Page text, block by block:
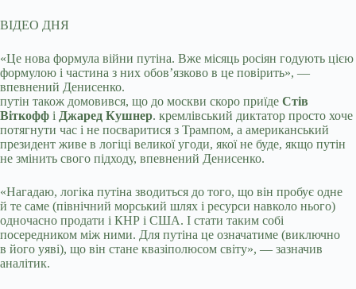
ВІДЕО ДНЯ
«Це нова формула війни путіна. Вже місяць росіян годують цією
формулою і частина з них обовʼязково в це повірить», —
впевнений Денисенко.
путін також домовився, що до москви скоро приїде Стів
Віткофф і Джаред Кушнер. кремлівський диктатор просто хоче
потягнути час і не посваритися з Трампом, а американський
президент живе в логіці великої угоди, якої не буде, якщо путін
не змінить свого підходу, впевнений Денисенко.
«Нагадаю, логіка путіна зводиться до того, що він пробує одне
й те саме (північний морський шлях і ресурси навколо нього)
одночасно продати і КНР і США. І стати таким собі
посередником між ними. Для путіна це означатиме (виключно
в його уяві), що він стане квазіполюсом світу», — зазначив
аналітик.